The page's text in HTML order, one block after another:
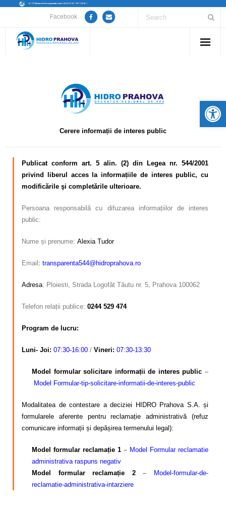
Facebook
Anunțuri lucrări / opriri apă
Utile
Guvernanță Corporativă
Informații de interes public
Cerere informații de interes public
Publicat conform art. 5 alin. (2) din Legea nr. 544/2001
privind liberul acces la informațiile de interes public, cu
modificările şi completările ulterioare.
Persoana responsabilă cu difuzarea informațiilor de interes
public:
Nume și prenume: Alexia Tudor
Email: transparenta544@hidroprahova.ro
Adresa: Ploiesti, Strada Logofăt Tăutu nr. 5, Prahova 100062
Telefon relații publice: 0244 529 474
Program de lucru:
Luni- Joi: 07:30-16:00 / Vineri: 07:30-13:30
Model formular solicitare informații de interes public –
Model Formular-tip-solicitare-informatii-de-interes-public
Modalitatea de contestare a deciziei HIDRO Prahova S.A. și
formularele aferente pentru reclamație administrativă (refuz
comunicare informații și depășirea termenului legal):
Model formular reclamație 1 – Model Formular reclamatie
administrativa raspuns negativ
Model formular reclamație 2– Model-formular-de-
reclamatie-administrativa-intarziere